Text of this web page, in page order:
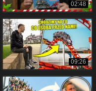
02:48
09:26